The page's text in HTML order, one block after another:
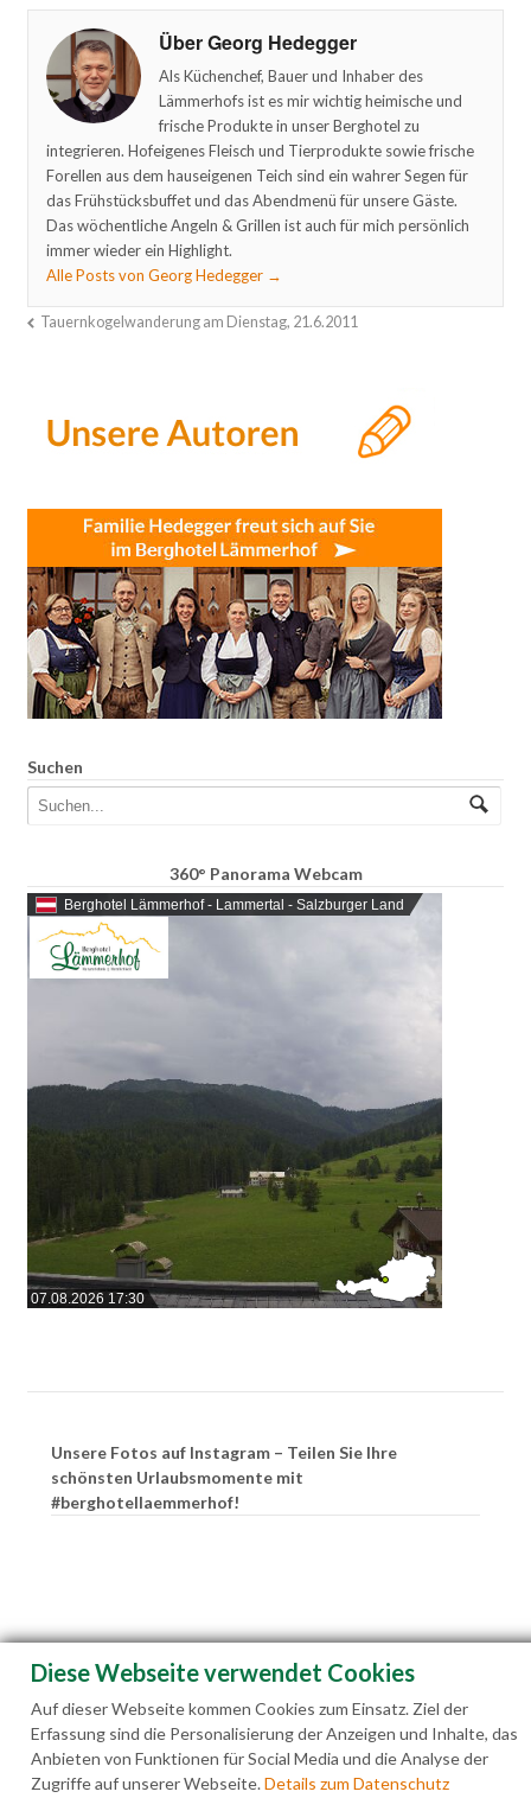
Über Georg Hedegger
Als Küchenchef, Bauer und Inhaber des
Lämmerhofs ist es mir wichtig heimische und
frische Produkte in unser Berghotel zu
integrieren. Hofeigenes Fleisch und Tierprodukte sowie frische
Forellen aus dem hauseigenen Teich sind ein wahrer Segen für
das Frühstücksbuffet und das Abendmenü für unsere Gäste.
Das wöchentliche Angeln & Grillen ist auch für mich persönlich
immer wieder ein Highlight.
Alle Posts von Georg Hedegger →
Tauernkogelwanderung am Dienstag, 21.6.2011
Suchen
360° Panorama Webcam
Berghotel Lämmerhof - Lammertal - Salzburger Land
07.08.2026 17:30
Unsere Fotos auf Instagram – Teilen Sie Ihre
schönsten Urlaubsmomente mit
#berghotellaemmerhof!
Diese Webseite verwendet Cookies
Auf dieser Webseite kommen Cookies zum Einsatz. Ziel der
Erfassung sind die Personalisierung der Anzeigen und Inhalte, das
Anbieten von Funktionen für Social Media und die Analyse der
Zugriffe auf unserer Webseite.Details zum Datenschutz